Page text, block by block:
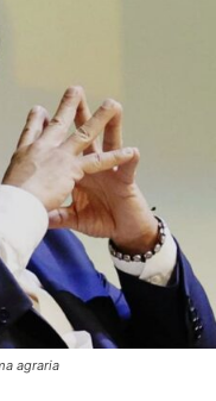
agraria